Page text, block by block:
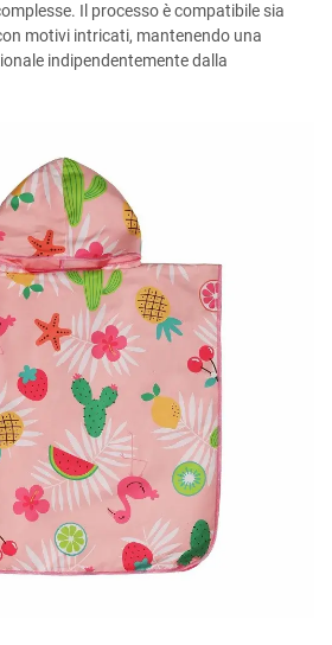
Il processo è compatibile sia
motivi intricati, mantenendo una
indipendentemente dalla